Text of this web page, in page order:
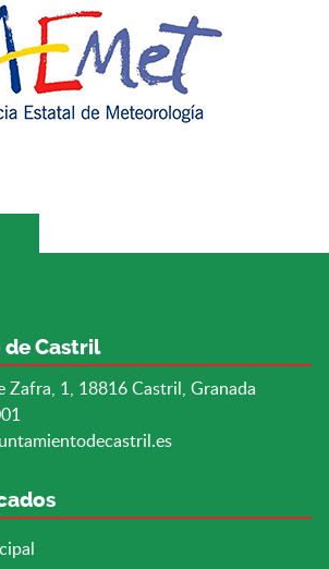
Castril
Zafra, 1, 18816 Castril, Granada